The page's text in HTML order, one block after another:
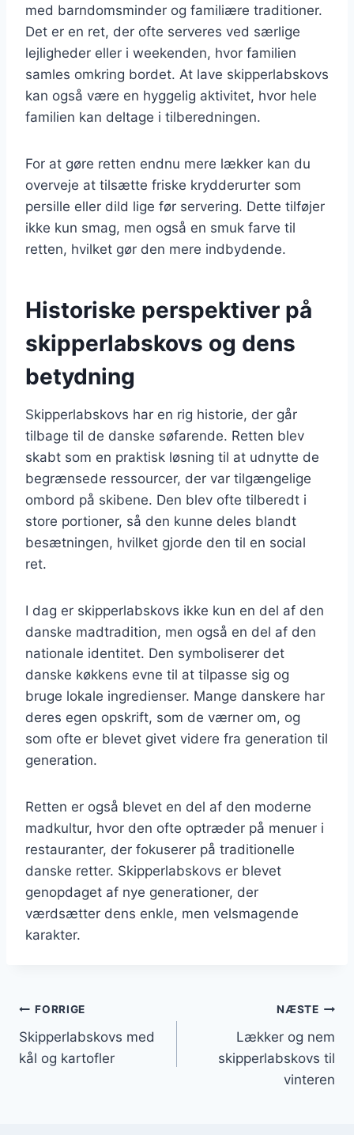
med barndomsminder og familiære traditioner.
Det er en ret, der ofte serveres ved særlige
lejligheder eller i weekenden, hvor familien
samles omkring bordet. At lave skipperlabskovs
kan også være en hyggelig aktivitet, hvor hele
familien kan deltage i tilberedningen.
For at gøre retten endnu mere lækker kan du
overveje at tilsætte friske krydderurter som
persille eller dild lige før servering. Dette tilføjer
ikke kun smag, men også en smuk farve til
retten, hvilket gør den mere indbydende.
Historiske perspektiver på
skipperlabskovs og dens
betydning
Skipperlabskovs har en rig historie, der går
tilbage til de danske søfarende. Retten blev
skabt som en praktisk løsning til at udnytte de
begrænsede ressourcer, der var tilgængelige
ombord på skibene. Den blev ofte tilberedt i
store portioner, så den kunne deles blandt
besætningen, hvilket gjorde den til en social
ret.
I dag er skipperlabskovs ikke kun en del af den
danske madtradition, men også en del af den
nationale identitet. Den symboliserer det
danske køkkens evne til at tilpasse sig og
bruge lokale ingredienser. Mange danskere har
deres egen opskrift, som de værner om, og
som ofte er blevet givet videre fra generation til
generation.
Retten er også blevet en del af den moderne
madkultur, hvor den ofte optræder på menuer i
restauranter, der fokuserer på traditionelle
danske retter. Skipperlabskovs er blevet
genopdaget af nye generationer, der
værdsætter dens enkle, men velsmagende
karakter.
Indlægsnavigation
FORRIGE
Skipperlabskovs med
kål og kartofler
NÆSTE
Lækker og nem
skipperlabskovs til
vinteren